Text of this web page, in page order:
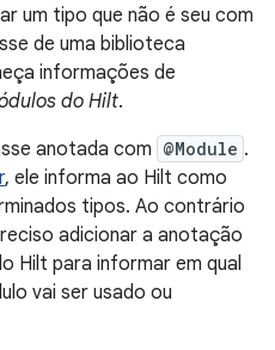
um tipo que não é seu com
de uma biblioteca
informações de
do Hilt.
anotada com @Module .
, ele informa ao Hilt como
tipos. Ao contrário
adicionar a anotação
Hilt para informar em qual
vai ser usado ou